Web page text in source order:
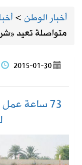
أخبار الوطن>
متواصلة تعيد
2015-01-30
73 ساعة